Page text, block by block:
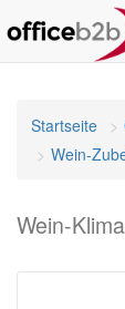
Startseite
Wein-
Wein-